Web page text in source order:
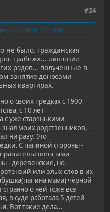
#24
2018, 11:23:56
не было. гражданская
грабежи... лишение
родов... полученные в
занятие доносами
квартирах.
о своих предках с 1900
с 10 лет
с уже старенькими
моих родственников, -
ни разу. Это
С папиной стороны -
- деревенские, но
или злых слов в их
мама) чёрной
о ней тоже все
в суде работала 5 детей
Вот такие дела...